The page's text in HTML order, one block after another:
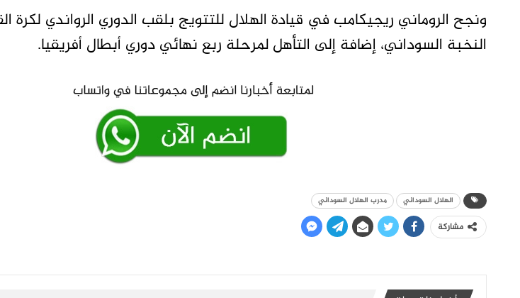
ونجح الروماني ريجيكامب في قيادة الهلال للتتويج بلقب الدوري الرواندي لكرة
النخبة السوداني، إضافة إلى التأهل لمرحلة ربع نهائي دوري أبطال أفريقيا.
الهلال السوداني مدرب الهلال السوداني
مشاركة